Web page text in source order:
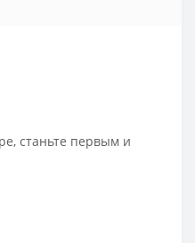
станьте первым и